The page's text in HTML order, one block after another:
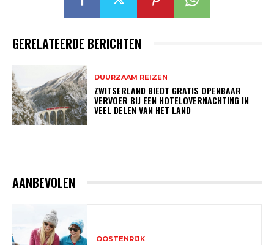
GERELATEERDE BERICHTEN
DUURZAAM REIZEN
ZWITSERLAND BIEDT GRATIS OPENBAAR
VERVOER BIJ EEN HOTELOVERNACHTING IN
VEEL DELEN VAN HET LAND
AANBEVOLEN
OOSTENRIJK